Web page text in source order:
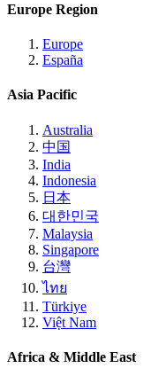
Europe Region
Europe
España
Asia Pacific
Australia
中国
India
Indonesia
日本
대한민국
Malaysia
Singapore
台灣
ไทย
Türkiye
Việt Nam
Africa & Middle East